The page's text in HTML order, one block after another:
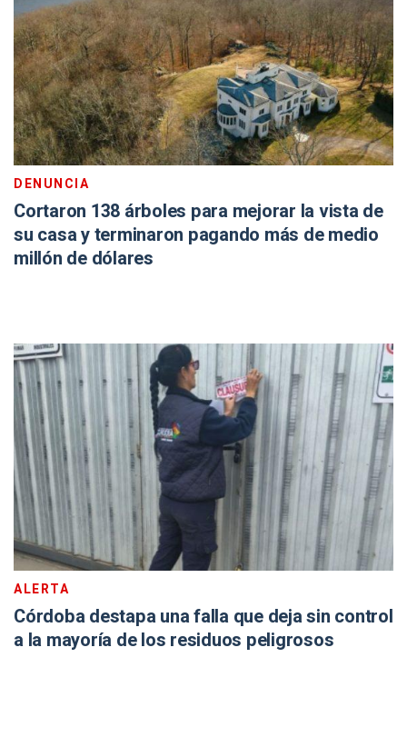
DENUNCIA
Cortaron 138 árboles para mejorar la vista de
su casa y terminaron pagando más de medio
millón de dólares
ALERTA
Córdoba destapa una falla que deja sin control
a la mayoría de los residuos peligrosos